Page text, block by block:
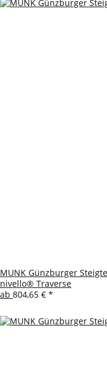
MUNK Günzburger
nivello® Traverse
ab 804,65 € *